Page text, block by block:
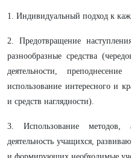
1. Индивидуальный подход к
2. Предотвращение
разнообразные средства
деятельности,
использование интересного и
и средств наглядности).
3. Использование методов,
деятельность учащихся,